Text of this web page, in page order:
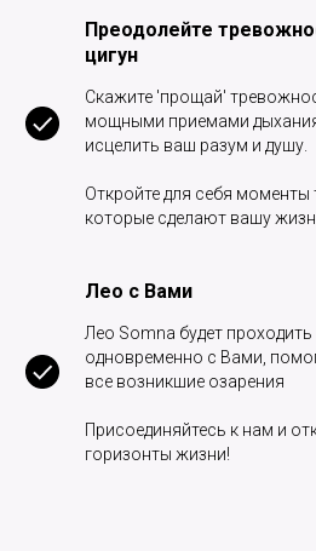
Преодолейте
цигун
Скажите 'прощай'
мощными приемами
исцелить ваш разум и душу.
Откройте для себя моменты
которые сделают вашу
Лео с Вами
Лео Somna будет
одновременно с Вами,
все возникшие озарения
Присоединяйтесь к нам и
горизонты жизни!